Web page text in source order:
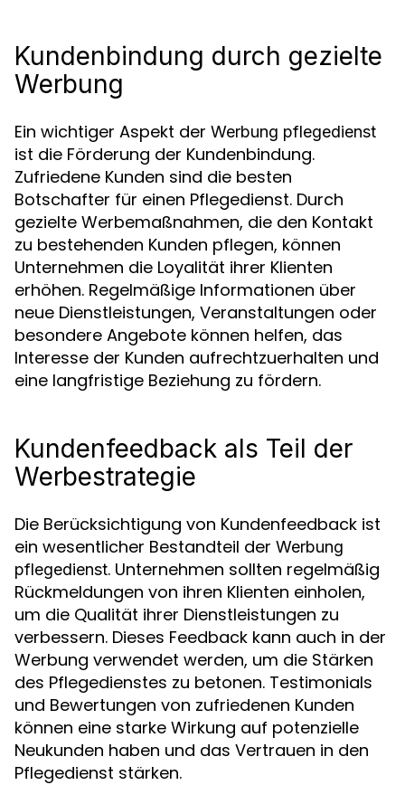
Kundenbindung durch gezielte
Werbung
Ein wichtiger Aspekt der Werbung pflegedienst
ist die Förderung der Kundenbindung.
Zufriedene Kunden sind die besten
Botschafter für einen Pflegedienst. Durch
gezielte Werbemaßnahmen, die den Kontakt
zu bestehenden Kunden pflegen, können
Unternehmen die Loyalität ihrer Klienten
erhöhen. Regelmäßige Informationen über
neue Dienstleistungen, Veranstaltungen oder
besondere Angebote können helfen, das
Interesse der Kunden aufrechtzuerhalten und
eine langfristige Beziehung zu fördern.
Kundenfeedback als Teil der
Werbestrategie
Die Berücksichtigung von Kundenfeedback ist
ein wesentlicher Bestandteil der Werbung
pflegedienst. Unternehmen sollten regelmäßig
Rückmeldungen von ihren Klienten einholen,
um die Qualität ihrer Dienstleistungen zu
verbessern. Dieses Feedback kann auch in der
Werbung verwendet werden, um die Stärken
des Pflegedienstes zu betonen. Testimonials
und Bewertungen von zufriedenen Kunden
können eine starke Wirkung auf potenzielle
Neukunden haben und das Vertrauen in den
Pflegedienst stärken.